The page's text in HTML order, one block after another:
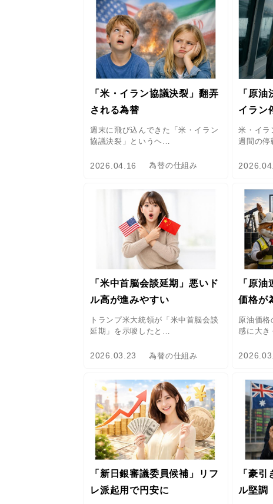
「米・イラン協議決裂」翻弄
される為替
週末に飛び込んできた「米・イラン
協議決裂」というヘ…
2026.04.16 為替の仕組み
「原
イラン
米・イラ
週間の停
「米中首脳会談延期」悪いド
ル高が進みやすい
トランプ米大統領が「米中首脳会談
延期」を示唆したと…
2026.03.23 為替の仕組み
「原
価格が
原油価格
感に大
「新日銀審議委員候補」リフ
レ派起用で円安に
「豪
ル堅調